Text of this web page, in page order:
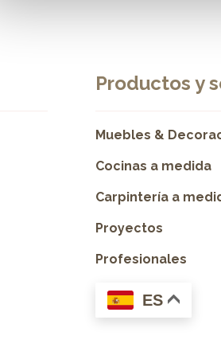
Productos y
Muebles &
Cocinas a medida
Carpintería a
Proyectos
Profesionales
ES